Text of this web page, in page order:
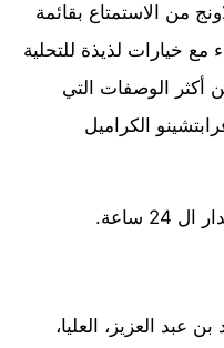
من الاستمتاع بقائمة
خيارات لذيذة للتحلية
أكثر الوصفات التي
الكراميل
ساعة.
عبد العزيز، العليا،